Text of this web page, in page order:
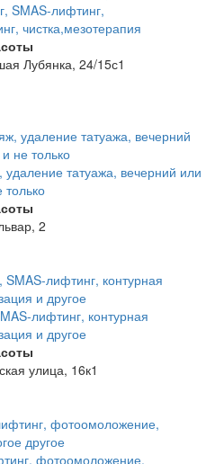
SMAS-лифтинг,
чистка,мезотерапия
Лубянка, 24/15с1
татуажа, вечерний или
2
лифтинг, контурная
и другое
улица, 16к1
фотоомоложение,